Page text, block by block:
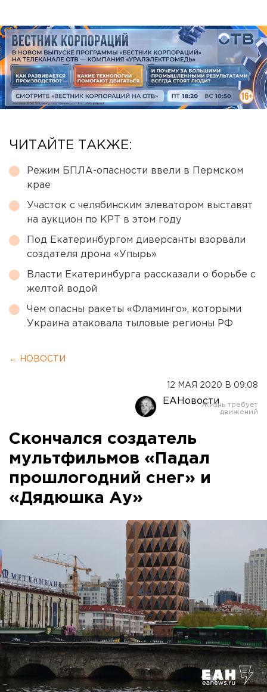
ЧИТАЙТЕ ТАКЖЕ:
Режим БПЛА-опасности ввели в Пермском
крае
Участок с челябинским элеватором выставят
на аукцион по КРТ в этом году
Под Екатеринбургом диверсанты взорвали
создателя дрона «Упырь»
Власти Екатеринбурга рассказали о борьбе с
желтой водой
Чем опасны ракеты «Фламинго», которыми
Украина атаковала тыловые регионы РФ
← НОВОСТИ
12 МАЯ 2020 В 09:08
ЕАНовости
Скончался создатель
мультфильмов «Падал
прошлогодний снег» и
«Дядюшка Ау»